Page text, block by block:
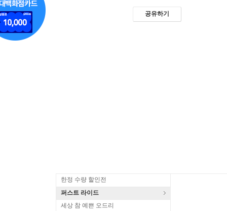
공유하기
한정 수량 할인전
퍼스트 라이드
세상 참 예쁜 오드리